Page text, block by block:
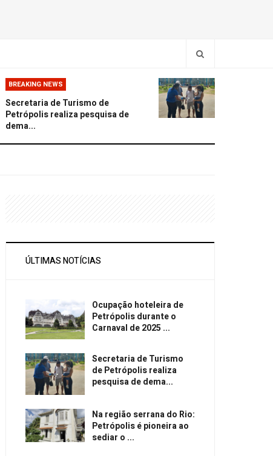
BREAKING NEWS
Secretaria de Turismo de
Petrópolis realiza pesquisa de
dema...
ÚLTIMAS NOTÍCIAS
Ocupação hoteleira de
Petrópolis durante o
Carnaval de 2025 ...
Secretaria de Turismo
de Petrópolis realiza
pesquisa de dema...
Na região serrana do Rio:
Petrópolis é pioneira ao
sediar o ...